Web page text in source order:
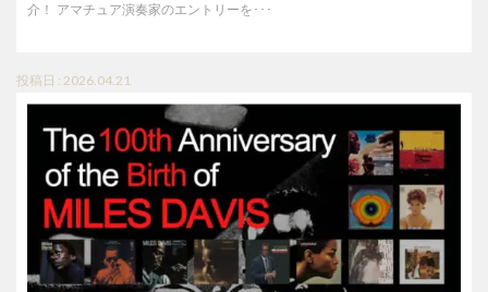
介！ アマチュア演奏家のエントリーを･･･
投稿日 : 2026.04.21